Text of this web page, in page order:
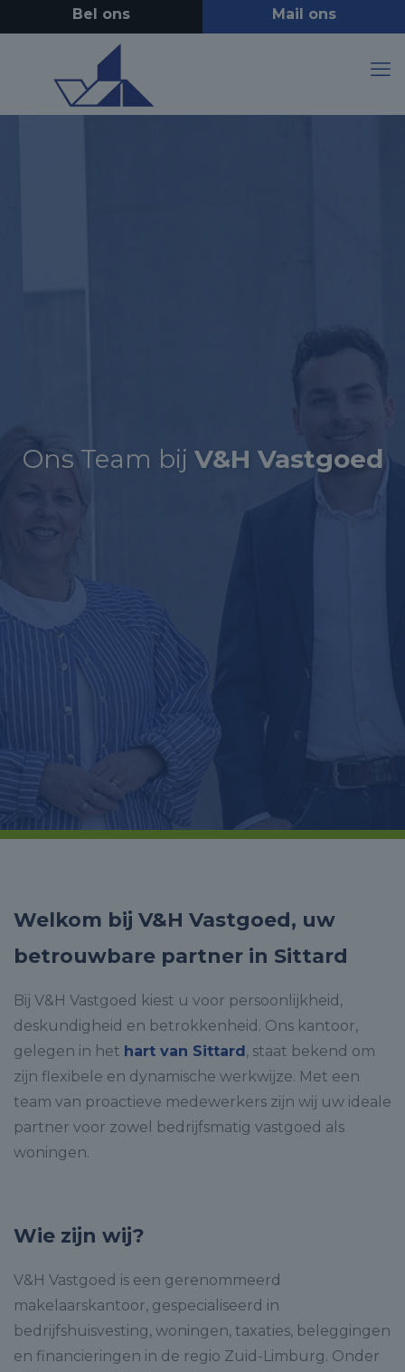
Ons Team bij V&H Vastgoed
Welkom bij V&H Vastgoed, uw
betrouwbare partner in Sittard
Bij V&H Vastgoed kiest u voor persoonlijkheid,
deskundigheid en betrokkenheid. Ons kantoor,
gelegen in het hart van Sittard, staat bekend om
zijn flexibele en dynamische werkwijze. Met een
team van proactieve medewerkers zijn wij uw ideale
partner voor zowel bedrijfsmatig vastgoed als
woningen.
Wie zijn wij?
V&H Vastgoed is een gerenommeerd
makelaarskantoor, gespecialiseerd in
bedrijfshuisvesting, woningen, taxaties, beleggingen
en financieringen in de regio Zuid-Limburg. Onder